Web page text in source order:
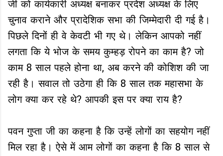
जी को कार्यकारी अध्यक्ष बनाकर प्रदेश अध्यक्ष के लिए
चुनाव कराने और प्रादेशिक सभा की जिम्मेदारी दी गई है।
पिछले दिनों ही वे केवटी भी गए थे। लेकिन आपको नहीं
लगता कि ये भोज के समय कुम्हड़ रोपने का काम है? जो
काम 8 साल पहले होना था, अब करने की कोशिश की जा
रही है। सवाल तो उठेगा ही कि 8 साल तक महासभा के
लोग क्या कर रहे थे? आपकी इस पर क्या राय है?
पवन गुप्ता जी का कहना है कि उन्हें लोगों का सहयोग नहीं
मिल रहा है। ऐसे में आम लोगों का कहना है कि 8 साल से